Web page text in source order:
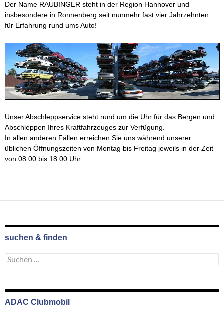
Der Name RAUBINGER steht in der Region Hannover und
insbesondere in Ronnenberg seit nunmehr fast vier Jahrzehnten
für Erfahrung rund ums Auto!
Unser Abschleppservice steht rund um die Uhr für das Bergen und
Abschleppen Ihres Kraftfahrzeuges zur Verfügung.
In allen anderen Fällen erreichen Sie uns während unserer
üblichen Öffnungszeiten von Montag bis Freitag jeweils in der Zeit
von 08:00 bis 18:00 Uhr.
suchen & finden
Suchen
nach:
ADAC Clubmobil